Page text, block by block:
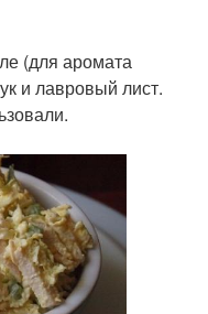
(для аромата
и лавровый лист.